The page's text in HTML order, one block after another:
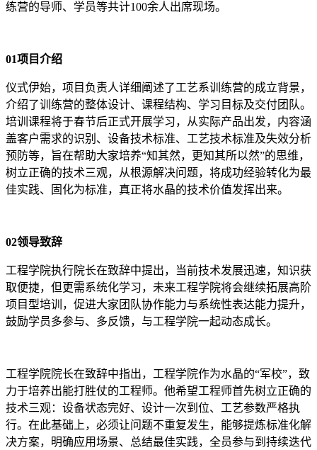
练营的导师、学员等共计100余人出席现场。
01项目介绍
仪式伊始，项目负责人详细阐述了工艺系训练营的成立背景，
介绍了训练营的整体设计、课程结构、学习目标及交付团队。
培训课程将于春节后正式开展学习，从实际产品出发，内容涵
盖客户需求的识别、设备技术标准、工艺技术标准及失效分析
预防等，旨在帮助大家培养“知其然，更知其所以然”的思维，
树立正确的技术三观，从根源解决问题，将成功经验转化为最
佳实践、固化为标准，真正将水晶的技术价值发挥出来。
02领导致辞
工程学院执行院长在致辞中提出，当前技术发展迅速，知识获
取便捷，但更需系统化学习，未来工程学院将会继续拓展高阶
项目型培训，促进大家团队协作能力与系统性表达能力提升，
鼓励学员多参与、多反馈，与工程学院一起动态成长。
工程学院院长在致辞中指出，工程学院作为水晶的“军校”，致
力于培养出能打胜仗的工程师。他希望工程师首先树立正确的
技术三观：设备状态完好、设计一次到位、工艺参数严格执
行。在此基础上，必须让问题不重复发生，能够提炼标准化解
决方案，明确应用场景、总结最佳实践，全员参与到持续迭代